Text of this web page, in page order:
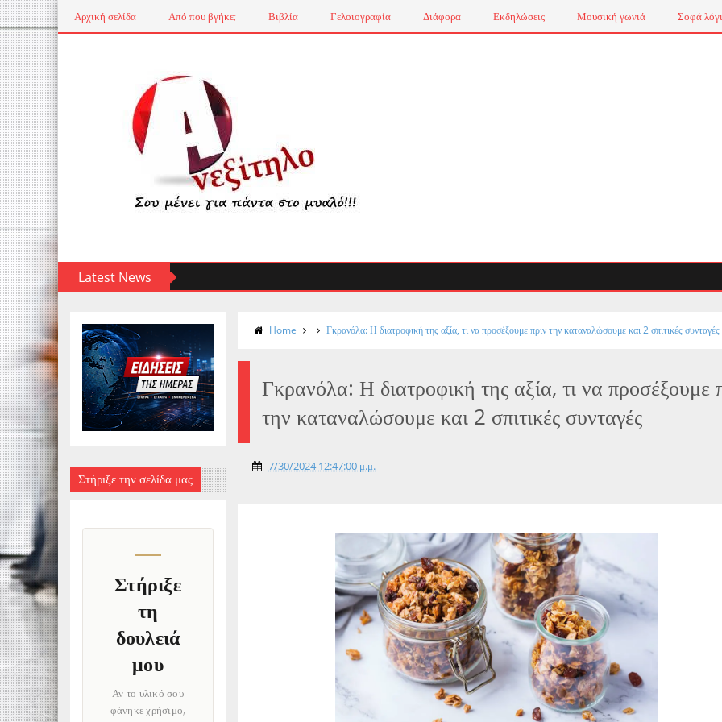
Αρχική σελίδα Από που βγήκε; Βιβλία Γελοιογραφία Διάφορα Εκδηλώσεις Μουσική γωνιά Σοφά
Latest News
Στήριξε την σελίδα μας
Στήριξε
τη
δουλειά
μου
Αν το υλικό σου
φάνηκε χρήσιμο,
Home Γκρανόλα: Η διατροφική της αξία, τι να προσέξουμε πριν την καταναλώσουμε και 2 σπιτικές συνταγές
Γκρανόλα: Η διατροφική της αξία, τι να προσέξουμε
την καταναλώσουμε και 2 σπιτικές συνταγές
7/30/2024 12:47:00 μ.μ.